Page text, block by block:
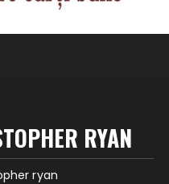
RYAN
ryan